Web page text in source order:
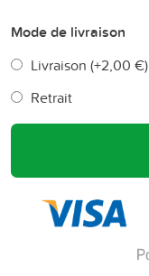
Mode de livraison
Livraison (+2,00 €)
Retrait